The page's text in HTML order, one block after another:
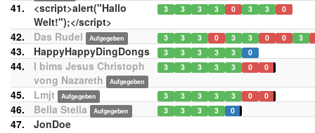
41.
<script>alert("Hallo
Welt!");</script>
3 3 3 3 0 3 3 0
42. Das Rudel Aufgegeben 3 3 3 0 3 3 0 0 3
43. HappyHappyDingDongs 3 3 3 3 3 0
44.
I bims Jesus Christoph
vong Nazareth
Aufgegeben
3 3 3 3 3 0 0
45. Lmjt Aufgegeben 3 3 3 3 3 0 0
46. Bella Stella Aufgegeben 3 3 3 3 0
47. JonDoe